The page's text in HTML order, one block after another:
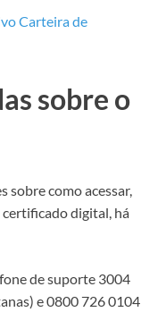
Carteira de
sobre o
sobre como acessar,
digital, há
de suporte 3004
e 0800 726 0104